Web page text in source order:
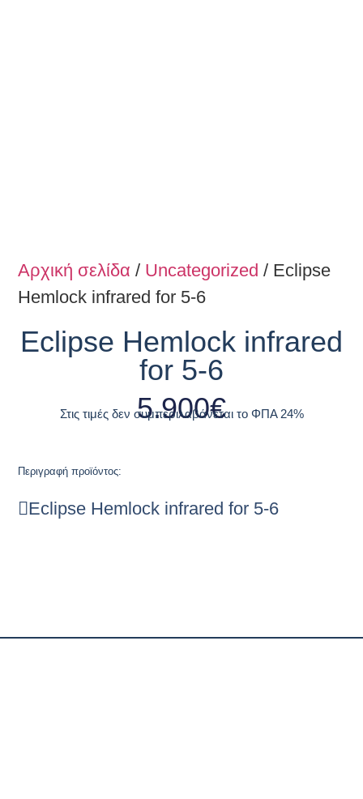
Αρχική σελίδα / Uncategorized / Eclipse
Hemlock infrared for 5-6
Eclipse Hemlock infrared
for 5-6
5.900€
Στις τιμές δεν συμπεριλαβάνεται το ΦΠΑ 24%
Περιγραφή προϊόντος:
Eclipse Hemlock infrared for 5-6